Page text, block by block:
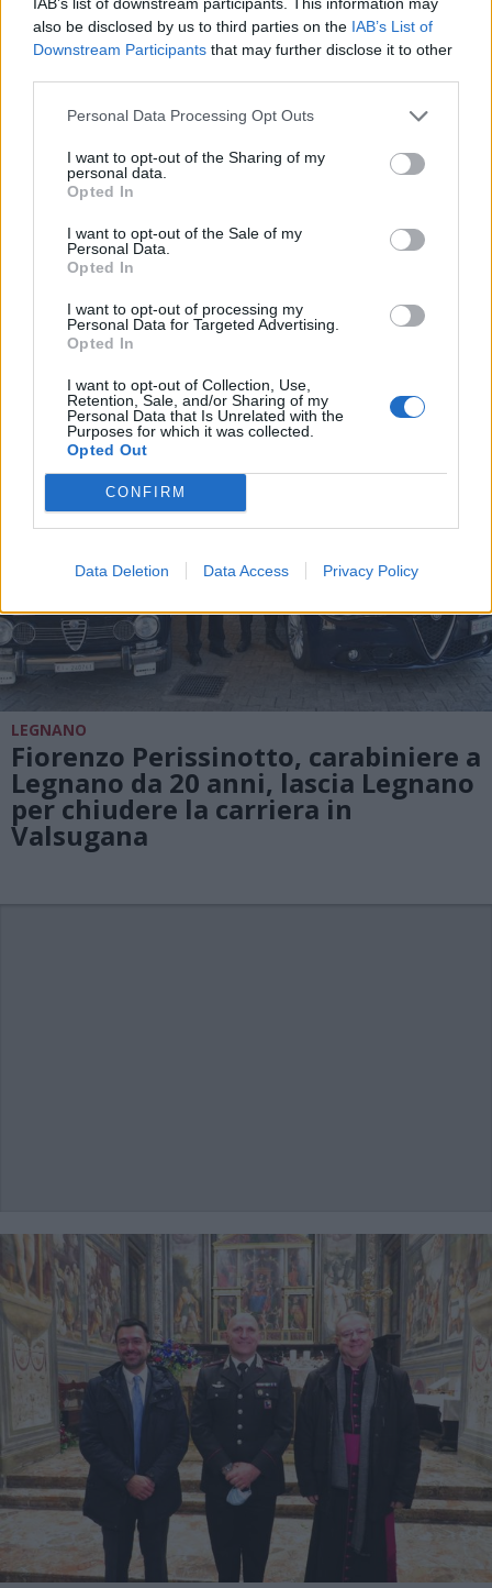
also be disclosed by us to third parties on the IAB’s List of
Downstream Participants that may further disclose it to other
Personal Data Processing Opt Outs
I want to opt-out of the Sharing of my
personal data.
Opted In
I want to opt-out of the Sale of my
Personal Data.
Opted In
I want to opt-out of processing my
Personal Data for Targeted Advertising.
Opted In
I want to opt-out of Collection, Use,
Retention, Sale, and/or Sharing of my
Personal Data that Is Unrelated with the
Purposes for which it was collected.
Opted Out
CONFIRM
Data Deletion Data Access Privacy Policy
CERRO MAGGIORE
Vertice sulla sicurezza a Cerro
videosorveglianza e via Dante
LEGNANO
Fiorenzo Perissinotto, carabiniere a
Legnano da 20 anni, lascia Legnano
per chiudere la carriera in
Valsugana